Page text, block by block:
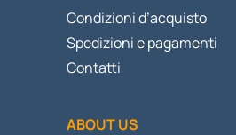
Condizioni d’acquisto
Spedizioni e pagamenti
Contatti
ABOUT US